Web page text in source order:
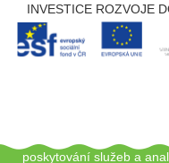
INVESTICE ROZVOJE
poskytování služeb a